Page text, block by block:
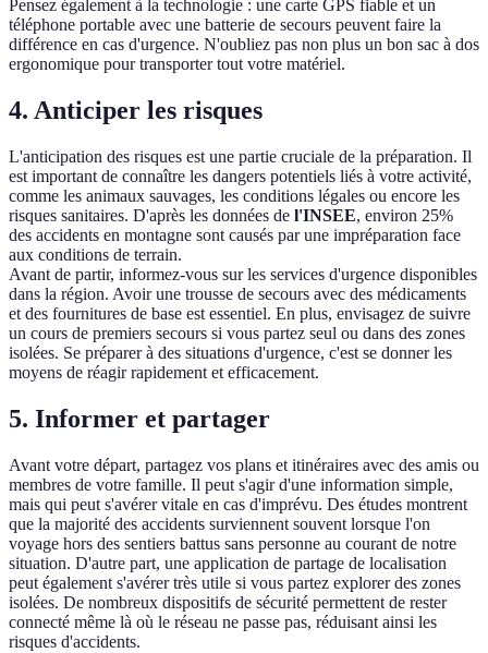
Pensez également à la technologie : une carte GPS fiable et un
téléphone portable avec une batterie de secours peuvent faire la
différence en cas d'urgence. N'oubliez pas non plus un bon sac à dos
ergonomique pour transporter tout votre matériel.
4. Anticiper les risques
L'anticipation des risques est une partie cruciale de la préparation. Il
est important de connaître les dangers potentiels liés à votre activité,
comme les animaux sauvages, les conditions légales ou encore les
risques sanitaires. D'après les données de l'INSEE, environ 25%
des accidents en montagne sont causés par une impréparation face
aux conditions de terrain.
Avant de partir, informez-vous sur les services d'urgence disponibles
dans la région. Avoir une trousse de secours avec des médicaments
et des fournitures de base est essentiel. En plus, envisagez de suivre
un cours de premiers secours si vous partez seul ou dans des zones
isolées. Se préparer à des situations d'urgence, c'est se donner les
moyens de réagir rapidement et efficacement.
5. Informer et partager
Avant votre départ, partagez vos plans et itinéraires avec des amis ou
membres de votre famille. Il peut s'agir d'une information simple,
mais qui peut s'avérer vitale en cas d'imprévu. Des études montrent
que la majorité des accidents surviennent souvent lorsque l'on
voyage hors des sentiers battus sans personne au courant de notre
situation. D'autre part, une application de partage de localisation
peut également s'avérer très utile si vous partez explorer des zones
isolées. De nombreux dispositifs de sécurité permettent de rester
connecté même là où le réseau ne passe pas, réduisant ainsi les
risques d'accidents.